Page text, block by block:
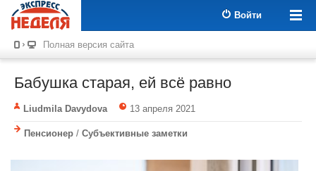
Войти
Полная версия сайта
Бабушка старая, ей всё равно
Liudmila Davydova 13 апреля 2021
Пенсионер / Субъективные заметки